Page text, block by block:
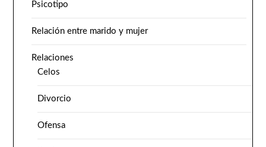
Psicotipo
Relación entre marido y mujer
Relaciones
Celos
Divorcio
Ofensa